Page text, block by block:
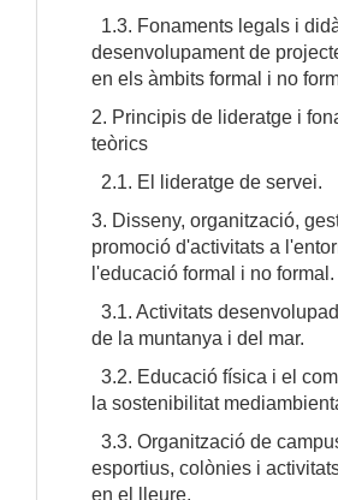
1.3. Fonaments legals i
desenvolupament de
en els àmbits formal i no
2. Principis de lideratge i
teòrics
2.1. El lideratge de servei.
3. Disseny, organització,
promoció d'activitats a
l'educació formal i no formal.
3.1. Activitats
de la muntanya i del mar.
3.2. Educació física i el
la sostenibilitat
3.3. Organització de
esportius, colònies i
en el lleure.